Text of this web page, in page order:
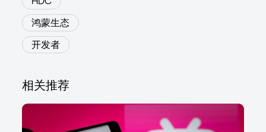
鸿蒙生态
开发者
相关推荐